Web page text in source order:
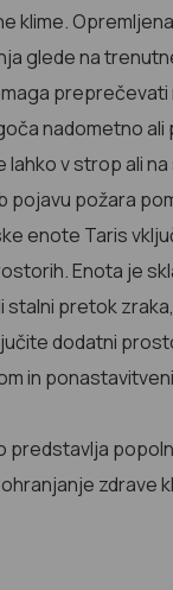
klime.
glede na
nadometno
v strop ali
pojavu požara
enote Taris
Enota je
pretok
dodatni
in
predstavlja
zdrave